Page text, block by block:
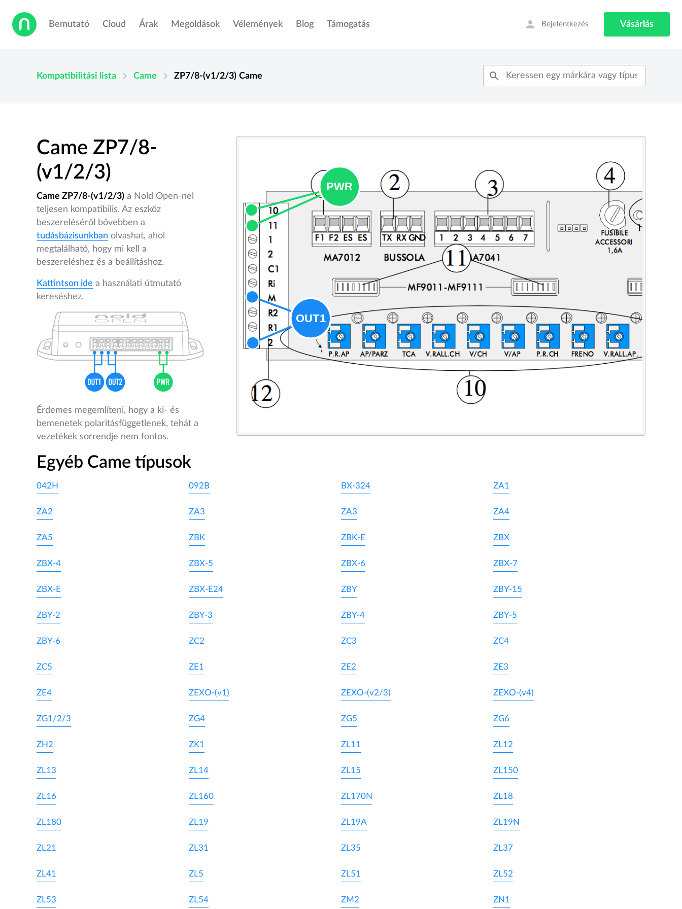
Bemutató Cloud Árak Megoldások Vélemények Blog Támogatás person Bejelentkezés Vásárlás
Kompatibilitási lista chevron_right Came chevron_right ZP7/8-(v1/2/3) Came search
Came ZP7/8-
(v1/2/3)
Came ZP7/8-(v1/2/3) a Nold Open-nel
teljesen kompatibilis. Az eszköz
beszereléséről bővebben a
tudásbázisunkban olvashat, ahol
megtalálható, hogy mi kell a
beszereléshez és a beállításhoz.
Kattintson ide a használati útmutató
kereséshez.
Érdemes megemlíteni, hogy a ki- és
bemenetek polaritásfüggetlenek, tehát a
vezetékek sorrendje nem fontos.
Egyéb Came típusok
042H 092B BX-324 ZA1
ZA2 ZA3 ZA3 ZA4
ZA5 ZBK ZBK-E ZBX
ZBX-4 ZBX-5 ZBX-6 ZBX-7
ZBX-E ZBX-E24 ZBY ZBY-15
ZBY-2 ZBY-3 ZBY-4 ZBY-5
ZBY-6 ZC2 ZC3 ZC4
ZC5 ZE1 ZE2 ZE3
ZE4 ZEXO-(v1) ZEXO-(v2/3) ZEXO-(v4)
ZG1/2/3 ZG4 ZG5 ZG6
ZH2 ZK1 ZL11 ZL12
ZL13 ZL14 ZL15 ZL150
ZL16 ZL160 ZL170N ZL18
ZL180 ZL19 ZL19A ZL19N
ZL21 ZL31 ZL35 ZL37
ZL41 ZL5 ZL51 ZL52
ZL53 ZL54 ZM2 ZN1